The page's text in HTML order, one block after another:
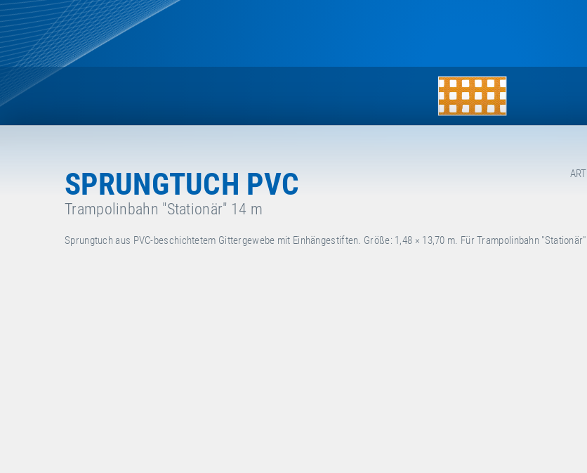
SPRUNGTUCH PVC
Trampolinbahn "Stationär" 14 m
Sprungtuch aus PVC-beschichtetem Gittergewebe mit Einhängestiften. Größe: 1,48 × 13,70 m. Für Trampolinbahn